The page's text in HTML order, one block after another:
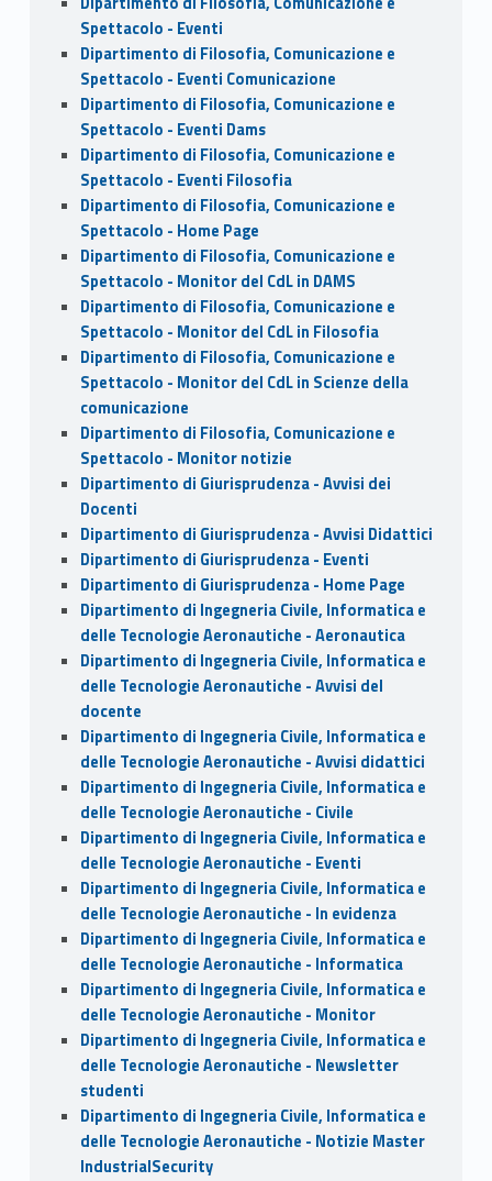
Spettacolo - Eventi
Dipartimento di Filosofia, Comunicazione e
Spettacolo - Eventi Comunicazione
Dipartimento di Filosofia, Comunicazione e
Spettacolo - Eventi Dams
Dipartimento di Filosofia, Comunicazione e
Spettacolo - Eventi Filosofia
Dipartimento di Filosofia, Comunicazione e
Spettacolo - Home Page
Dipartimento di Filosofia, Comunicazione e
Spettacolo - Monitor del CdL in DAMS
Dipartimento di Filosofia, Comunicazione e
Spettacolo - Monitor del CdL in Filosofia
Dipartimento di Filosofia, Comunicazione e
Spettacolo - Monitor del CdL in Scienze della
comunicazione
Dipartimento di Filosofia, Comunicazione e
Spettacolo - Monitor notizie
Dipartimento di Giurisprudenza - Avvisi dei
Docenti
Dipartimento di Giurisprudenza - Avvisi Didattici
Dipartimento di Giurisprudenza - Eventi
Dipartimento di Giurisprudenza - Home Page
Dipartimento di Ingegneria Civile, Informatica e
delle Tecnologie Aeronautiche - Aeronautica
Dipartimento di Ingegneria Civile, Informatica e
delle Tecnologie Aeronautiche - Avvisi del
docente
Dipartimento di Ingegneria Civile, Informatica e
delle Tecnologie Aeronautiche - Avvisi didattici
Dipartimento di Ingegneria Civile, Informatica e
delle Tecnologie Aeronautiche - Civile
Dipartimento di Ingegneria Civile, Informatica e
delle Tecnologie Aeronautiche - Eventi
Dipartimento di Ingegneria Civile, Informatica e
delle Tecnologie Aeronautiche - In evidenza
Dipartimento di Ingegneria Civile, Informatica e
delle Tecnologie Aeronautiche - Informatica
Dipartimento di Ingegneria Civile, Informatica e
delle Tecnologie Aeronautiche - Monitor
Dipartimento di Ingegneria Civile, Informatica e
delle Tecnologie Aeronautiche - Newsletter
studenti
Dipartimento di Ingegneria Civile, Informatica e
delle Tecnologie Aeronautiche - Notizie Master
IndustrialSecurity